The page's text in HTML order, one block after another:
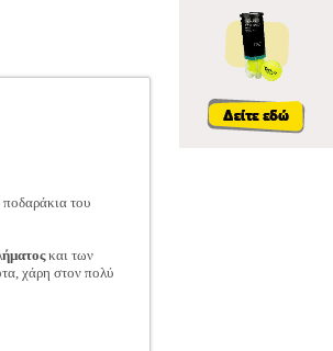
ποδαράκια του
και των
χάρη στον πολύ